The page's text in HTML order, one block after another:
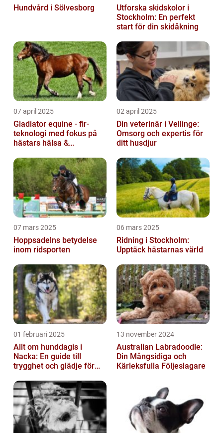
Hundvård i Sölvesborg
Utforska skidskolor i
Stockholm: En perfekt
start för din skidåkning
07 april 2025
Gladiator equine - fir-
teknologi med fokus på
hästars hälsa &
02 april 2025
Din veterinär i Vellinge:
Omsorg och expertis för
ditt husdjur
07 mars 2025
Hoppsadelns betydelse
inom ridsporten
06 mars 2025
Ridning i Stockholm:
Upptäck hästarnas värld
01 februari 2025
Allt om hunddagis i
Nacka: En guide till
trygghet och glädje för
13 november 2024
Australian Labradoodle:
Din Mångsidiga och
Kärleksfulla Följeslagare